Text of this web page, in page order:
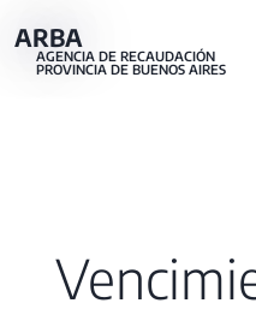
al
ARBA
AGENCIA DE RECAUDACIÓN
PROVINCIA DE BUENOS AIRES